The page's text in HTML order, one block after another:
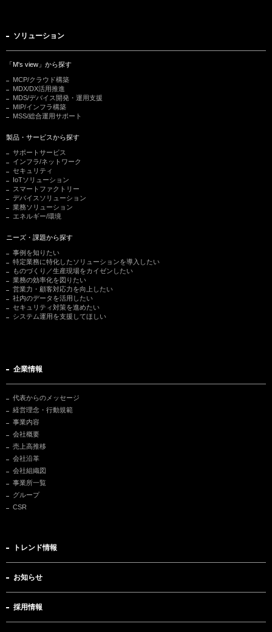
ソリューション
「M's view」から探す
MCP/クラウド構築
MDX/DX活用推進
MDS/デバイス開発・運用支援
MIP/インフラ構築
MSS/総合運用サポート
製品・サービスから探す
サポートサービス
インフラ/ネットワーク
セキュリティ
IoTソリューション
スマートファクトリー
デバイスソリューション
業務ソリューション
エネルギー/環境
ニーズ・課題から探す
事例を知りたい
特定業務に特化したソリューションを導入したい
ものづくり／生産現場をカイゼンしたい
業務の効率化を図りたい
営業力・顧客対応力を向上したい
社内のデータを活用したい
セキュリティ対策を進めたい
システム運用を支援してほしい
企業情報
代表からのメッセージ
経営理念・行動規範
事業内容
会社概要
売上高推移
会社沿革
会社組織図
事業所一覧
グループ
CSR
トレンド情報
お知らせ
採用情報